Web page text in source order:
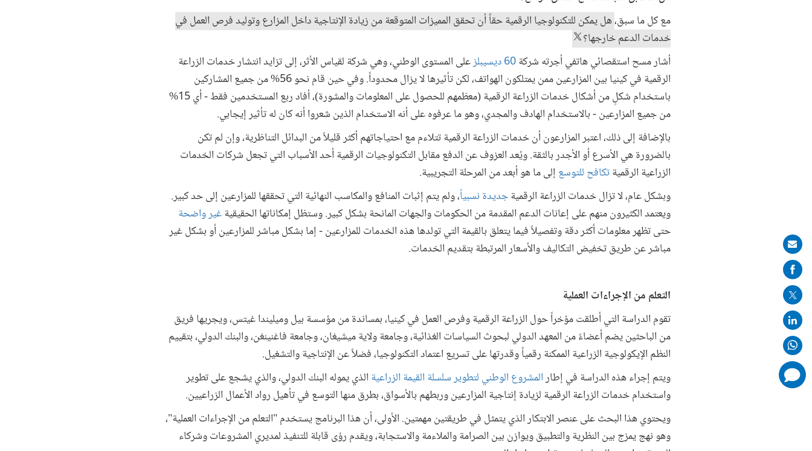
مع كل ما سبق،هل يمكن للتكنولوجيا الرقمية حقاً أن تحقق المميزات المتوقعة من زيادة الإنتاجية داخل المزارع وتوليد فرص العمل في
خدمات الدعم خارجها؟
أشار مسح استقصائي هاتفي أجرته شركة60 ديسيبلز
على المستوى الوطني، وهي شركة لقياس الأثر، إلى تزايد انتشار خدمات الزراعة
الرقمية في كينيا بين المزارعين ممن يمتلكون الهواتف، لكن تأثيرها لا يزال محدوداً. وفي حين قام نحو 56% من جميع المشاركين
باستخدام شكلٍ من أشكال خدمات الزراعة الرقمية (معظمهم للحصول على المعلومات والمشورة)، أفاد ربع المستخدمين فقط - أي 15%
من جميع المزارعين - بالاستخدام الهادف والمجدي، وهو ما عرفوه على أنه الاستخدام الذين شعروا أنه كان له تأثير إيجابي.
بالإضافة إلى ذلك، اعتبر المزارعون أن خدمات الزراعة الرقمية تتلاءم مع احتياجاتهم أكثر قليلاً من البدائل التناظرية، وإن لم تكن
بالضرورة هي الأسرع أو الأجدر بالثقة. ويُعد العزوف عن الدفع مقابل التكنولوجيات الرقمية أحد الأسباب التي تجعل شركات الخدمات
الزراعية الرقميةتكافح للتوسع إلى ما هو أبعد من المرحلة التجريبية.
وبشكل عام، لا تزال خدمات الزراعة الرقميةجديدة نسبياً، ولم يتم إثبات المنافع والمكاسب النهائية التي تحققها للمزارعين إلى حد كبير.
ويعتمد الكثيرون منهم على إعانات الدعم المقدمة من الحكومات والجهات المانحة بشكل كبير. وستظل إمكاناتها الحقيقيةغير واضحة
حتى تظهر معلومات أكثر دقة وتفصيلاً فيما يتعلق بالقيمة التي تولدها هذه الخدمات للمزارعين - إما بشكل مباشر للمزارعين أو بشكل غير
مباشر عن طريق تخفيض التكاليف والأسعار المرتبطة بتقديم الخدمات.
التعلم من الإجراءات العملية
تقوم الدراسة التي أطلقت مؤخراً حول الزراعة الرقمية وفرص العمل في كينيا، بمساندة من مؤسسة بيل وميليندا غيتس، ويجريها فريق
من الباحثين يضم أعضاءً من المعهد الدولي لبحوث السياسات الغذائية، وجامعة ولاية ميشيغان، وجامعة فاغنينغن، والبنك الدولي، بتقييم
النظم الإيكولوجية الزراعية الممكنة رقمياً وقدرتها على تسريع اعتماد التكنولوجيا، فضلاً عن الإنتاجية والتشغيل.
ويتم إجراء هذه الدراسة في إطارالمشروع الوطني لتطوير سلسلة القيمة الزراعية الذي يموله البنك الدولي، والذي يشجع على تطوير
واستخدام خدمات الزراعة الرقمية لزيادة إنتاجية المزارعين وربطهم بالأسواق، بطرق منها التوسع في تأهيل رواد الأعمال الزراعيين.
ويحتوي هذا البحث على عنصر الابتكار الذي يتمثل في طريقتين مهمتين. الأولى، أن هذا البرنامج يستخدم "التعلم من الإجراءات العملية"،
وهو نهج يمزج بين النظرية والتطبيق ويوازن بين الصرامة والملاءمة والاستجابة، ويقدم رؤى قابلة للتنفيذ لمديري المشروعات وشركاء
Share
on
mail
comments
added